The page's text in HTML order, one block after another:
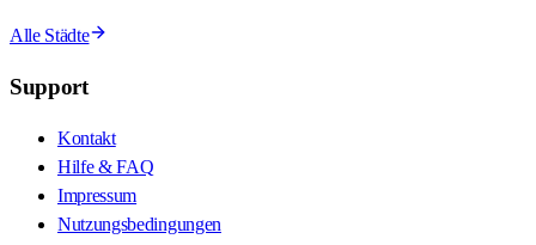
Alle Städte
Support
Kontakt
Hilfe & FAQ
Impressum
Nutzungsbedingungen